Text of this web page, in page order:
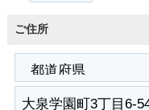
ご住所